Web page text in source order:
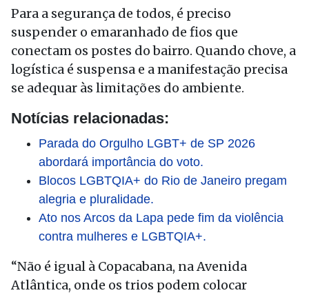
Para a segurança de todos, é preciso
suspender o emaranhado de fios que
conectam os postes do bairro. Quando chove, a
logística é suspensa e a manifestação precisa
se adequar às limitações do ambiente.
Notícias relacionadas:
Parada do Orgulho LGBT+ de SP 2026
abordará importância do voto.
Blocos LGBTQIA+ do Rio de Janeiro pregam
alegria e pluralidade.
Ato nos Arcos da Lapa pede fim da violência
contra mulheres e LGBTQIA+.
“Não é igual à Copacabana, na Avenida
Atlântica, onde os trios podem colocar